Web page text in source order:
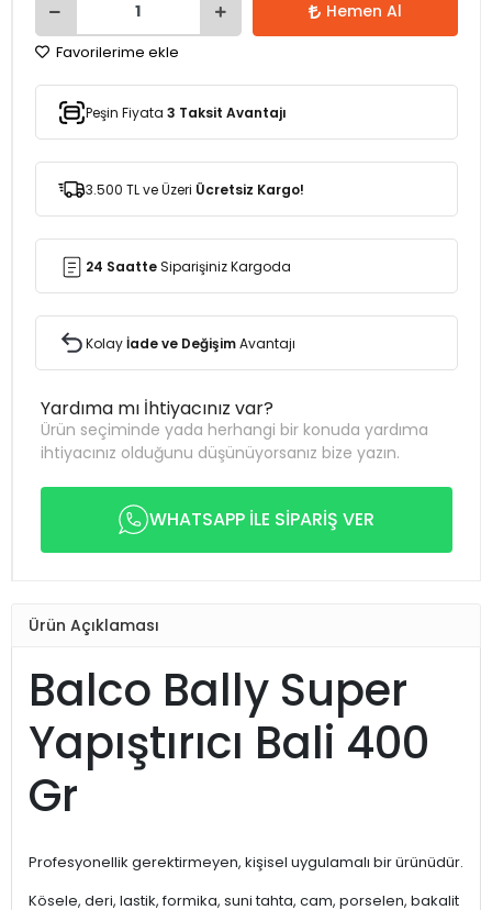
Hemen Al
Favorilerime ekle
Peşin Fiyata 3 Taksit Avantajı
3.500 TL ve Üzeri Ücretsiz Kargo!
24 SaatteSiparişiniz Kargoda
Kolayİade ve DeğişimAvantajı
Yardıma mı İhtiyacınız var?
Ürün seçiminde yada herhangi bir konuda yardıma
ihtiyacınız olduğunu düşünüyorsanız bize yazın.
WHATSAPP İLE SİPARİŞ VER
Ürün Açıklaması
Balco Bally Super
Yapıştırıcı Bali 400
Gr
Profesyonellik gerektirmeyen, kişisel uygulamalı bir ürünüdür.
Kösele, deri, lastik, formika, suni tahta, cam, porselen, bakalit